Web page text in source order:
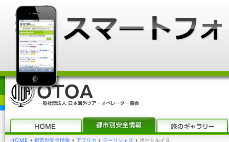
HOME › 都市別安全情報 › アフリカ › モーリシャス › ポートルイス